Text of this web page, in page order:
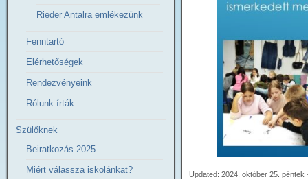
Updated: 2024. október 25.
Rieder Antalra emlékezünk
Fenntartó
Elérhetőségek
Rendezvényeink
Rólunk írták
Szülőknek
Beiratkozás 2025
Miért válassza iskolánkat?